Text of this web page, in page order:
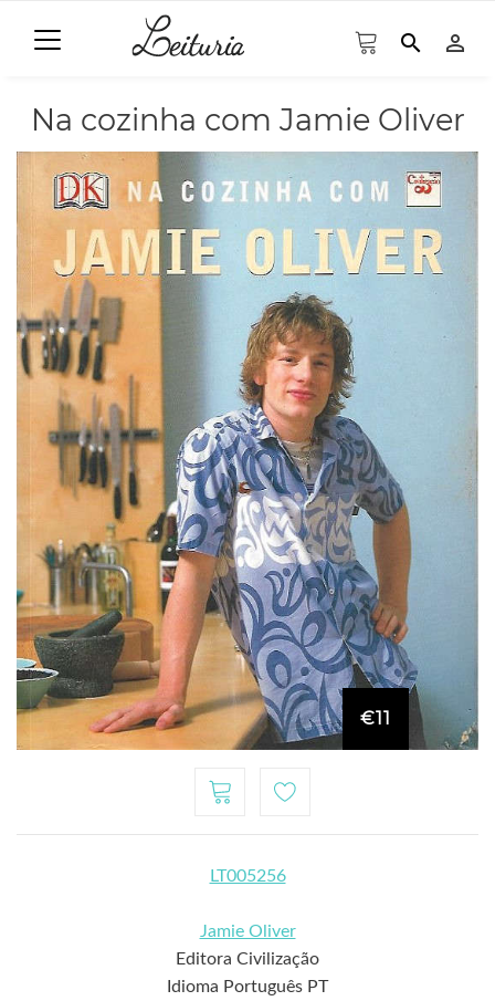
search person_outline
Na cozinha com Jamie Oliver
€11
LT005256
Jamie Oliver
Editora Civilização
Idioma Português PT